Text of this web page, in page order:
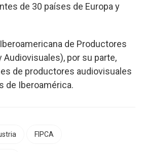
de 30 países de Europa y
de Productores
por su parte,
de productores audiovisuales
de Iberoamérica.
FIPCA